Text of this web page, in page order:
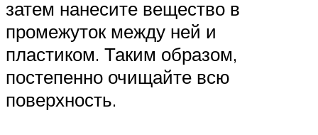
затем нанесите вещество в
промежуток между ней и
пластиком. Таким образом,
постепенно очищайте всю
поверхность.